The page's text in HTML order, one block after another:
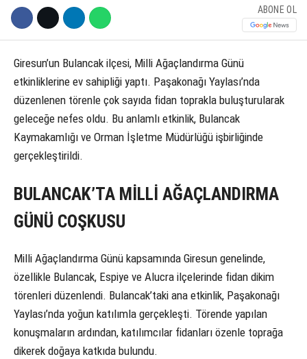
ABONE OL
Giresun’un Bulancak ilçesi, Milli Ağaçlandırma Günü
etkinliklerine ev sahipliği yaptı. Paşakonağı Yaylası’nda
düzenlenen törenle çok sayıda fidan toprakla buluşturularak
geleceğe nefes oldu. Bu anlamlı etkinlik, Bulancak
Kaymakamlığı ve Orman İşletme Müdürlüğü işbirliğinde
gerçekleştirildi.
BULANCAK’TA MİLLİ AĞAÇLANDIRMA
GÜNÜ COŞKUSU
Milli Ağaçlandırma Günü kapsamında Giresun genelinde,
özellikle Bulancak, Espiye ve Alucra ilçelerinde fidan dikim
törenleri düzenlendi. Bulancak’taki ana etkinlik, Paşakonağı
Yaylası’nda yoğun katılımla gerçekleşti. Törende yapılan
konuşmaların ardından, katılımcılar fidanları özenle toprağa
dikerek doğaya katkıda bulundu.